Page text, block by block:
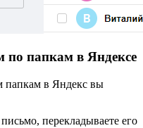
по папкам в Яндексе
папкам в Яндекс вы
перекладываете его